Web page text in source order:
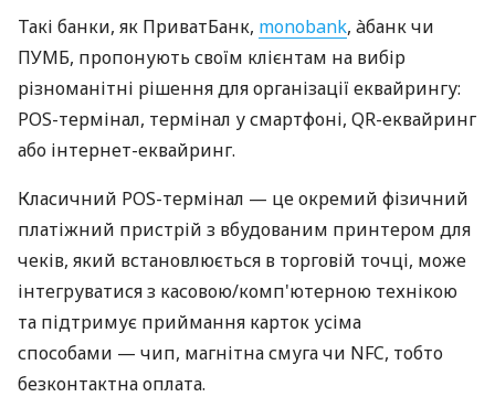
Такі банки, як ПриватБанк, monobank, àбанк чи
ПУМБ, пропонують своїм клієнтам на вибір
різноманітні рішення для організації еквайрингу:
POS-термінал, термінал у смартфоні, QR-еквайринг
або інтернет-еквайринг.
Класичний POS-термінал — це окремий фізичний
платіжний пристрій з вбудованим принтером для
чеків, який встановлюється в торговій точці, може
інтегруватися з касовою/комп'ютерною технікою
та підтримує приймання карток усіма
способами — чип, магнітна смуга чи NFC, тобто
безконтактна оплата.